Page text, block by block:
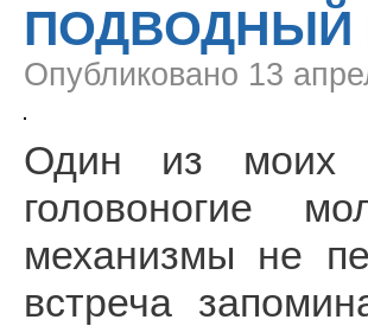
ПОДВОДНЫЙ
Опубликовано 13
Один из моих
головоногие
механизмы не
встреча